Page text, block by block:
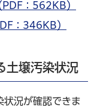
PDF：562KB）
：346KB）
土壌汚染状況
況が確認できま